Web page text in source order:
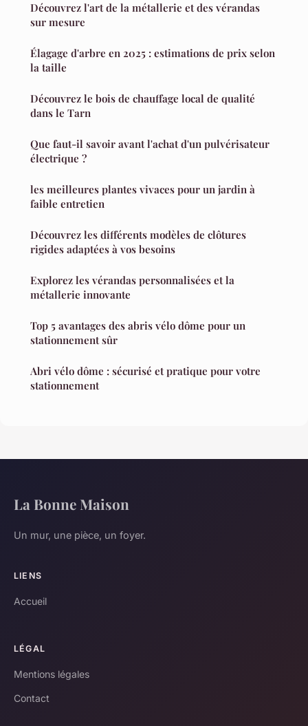
Découvrez l'art de la métallerie et des vérandas
sur mesure
Élagage d'arbre en 2025 : estimations de prix selon
la taille
Découvrez le bois de chauffage local de qualité
dans le Tarn
Que faut-il savoir avant l'achat d'un pulvérisateur
électrique ?
les meilleures plantes vivaces pour un jardin à
faible entretien
Découvrez les différents modèles de clôtures
rigides adaptées à vos besoins
Explorez les vérandas personnalisées et la
métallerie innovante
Top 5 avantages des abris vélo dôme pour un
stationnement sûr
Abri vélo dôme : sécurisé et pratique pour votre
stationnement
La Bonne Maison
Un mur, une pièce, un foyer.
LIENS
Accueil
LÉGAL
Mentions légales
Contact